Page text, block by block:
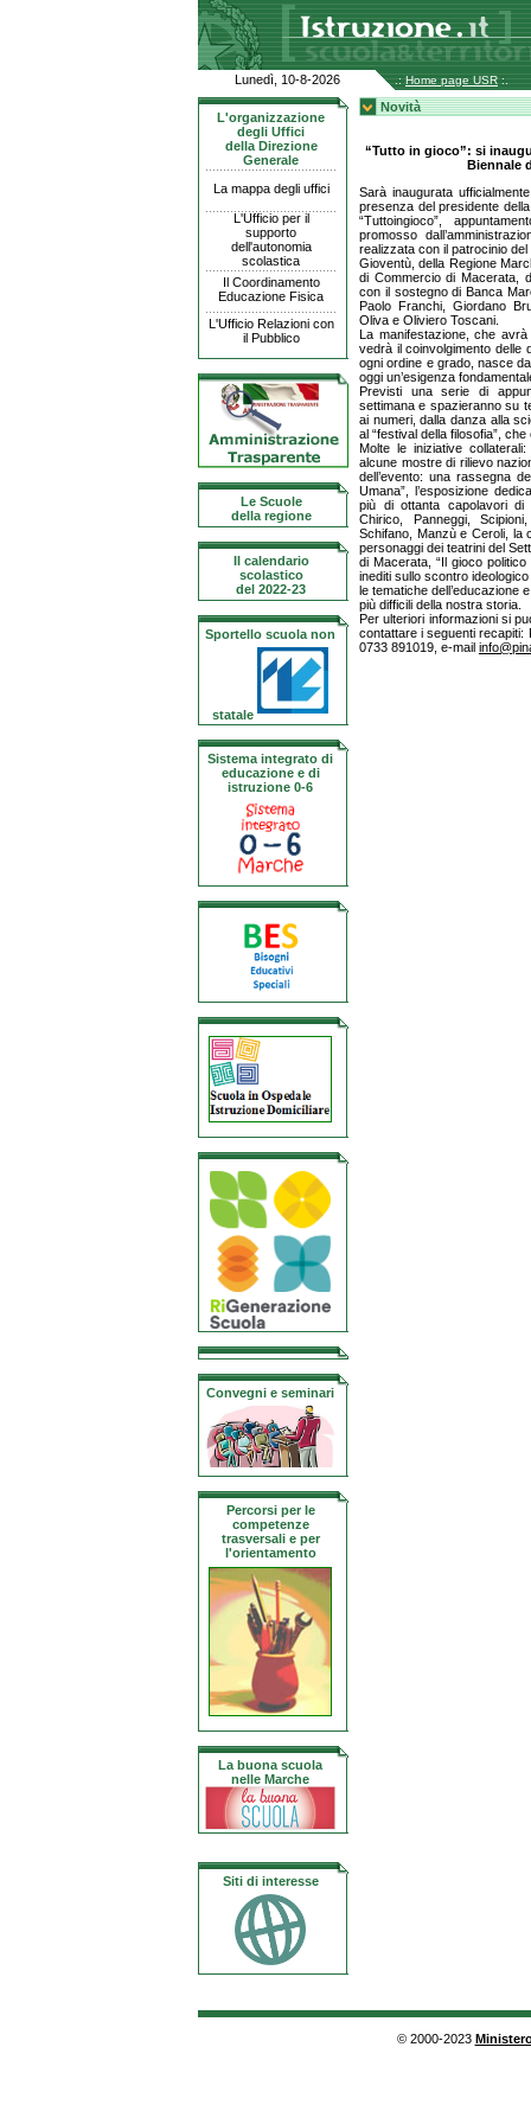
Lunedì, 10-8-2026 .: Home page USR :.
L'organizzazione
degli Uffici
della Direzione
Generale
La mappa degli uffici
L'Ufficio per il
supporto
dell'autonomia
scolastica
Il Coordinamento
Educazione Fisica
L'Ufficio Relazioni con
il Pubblico
Le Scuole
della regione
Il calendario
scolastico
del 2022-23
Sportello scuola non
statale
Sistema integrato di
educazione e di
istruzione 0-6
Convegni e seminari
Percorsi per le
competenze
trasversali e per
l'orientamento
La buona scuola
nelle Marche
Siti di interesse
Novità
“Tutto in gioco”: si
Biennale
Sarà inaugurata
presenza del presidente
“Tuttoingioco”,
promosso
realizzata con il patrocinio
Gioventù, della Regione
di Commercio di Macerata,
con il sostegno di Banca
Paolo Franchi, Giordano
Oliva e Oliviero Toscani.
La manifestazione, che
vedrà il coinvolgimento delle
ogni ordine e grado, nasce
oggi un’esigenza
Previsti una serie di
settimana e spazieranno su
ai numeri, dalla danza alla
al “festival della filosofia”,
Molte le iniziative
alcune mostre di rilievo
dell’evento: una rassegna
Umana”, l’esposizione
più di ottanta capolavori di
Chirico, Panneggi,
Schifano, Manzù e Ceroli, la
personaggi dei teatrini del
di Macerata, “Il gioco
inediti sullo scontro
le tematiche dell’educazione
più difficili della nostra storia.
Per ulteriori informazioni si
contattare i seguenti recapiti:
0733 891019, e-mail
© 2000-2023